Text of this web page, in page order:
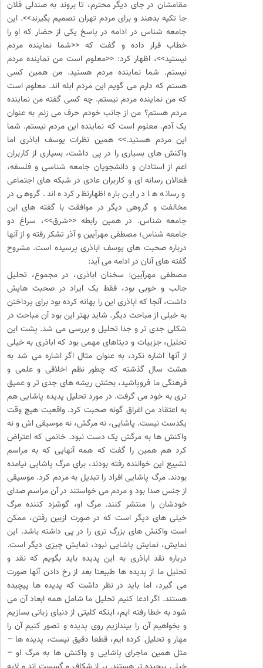
مقامشان در جای دیگر محترم، تا بروند به صندلی فلان
جا تکیه بدهند و برای مردم تهران تصمیم بگیرند>>. این
جامعه شناس در ادامه در پاسخ یکی از حضار که او را
خطاب قرار داده و گفت که <<شما نماینده مردم
نیستید>>، اظهار کرد: <<معلوم است من نماینده مردم
نیستم. شما نماینده مردم هستید. من همین کسی
هستم که دارم می گویم این مردم ابله اند. معلوم است
که من نماینده مردم نیستم. چه کسی گفته من نماینده
مردم هستم؟ من از جانب خودم حرف می زنم به عنوان
یک آدم. معلوم است که نماینده این مردم نیستم. شما
این مردم هستید.>> همین نظرات یوسف اباذری اما
واکنش های بسیاری را در پی داشت، بسیاری از کاربران
اعم از استادان و دانشجویان جامعه شناسی و فلسفه،
فعالان رسانه ای و کاربران عادی در شبکه های اجتماعی
و رسانه ها در این باره اظهارنظر کرده اند. گروهی در
مخالفت و گروهی دیگر در موافقت با گفته های این
جامعه شناس. در همین رابطه <<شرق>>، سراغ دو
جامعه شناس؛ مصطفی مهرآیین و آذر تشکر رفته و از آنها
درباره صحبت های یوسف اباذری پرسیده است. مشروح
گفته های آنان در ادامه می آید:
مصطفی مهرآیین: سخنان اباذری، در مجموع، تحلیل
جالب و خوبی بود، فقط یک ایراد در صحبت هایش
داشت، آنجا که اباذری این را بهانه کرده بود برای پرداختن
به خیلی از مباحث دیگر. شاید بهتر این بود آن مباحث در
شکلی جدی تر و جدا تحلیل و بررسی می شد. پشت این
تحلیل، جزییات و دیتاهای مهمی بود که اباذری به خیلی
از آنها اشاره نکرد، به عنوان مثال اگر اشاره می شد به
هشت سال گذشته که چطور نظم اخلاقی و علمی و
فرهنگی ما فروپاشید، بحثش ریشه های جدی تر و عمیق
تری به خود می گرفت. در مورد تحلیل پدیده پاشایی هم
به اعتقاد من اغراق گونه صحبت کرد. واقعیت هیچ وقت
یکدست نیست. پاشایی، نه مرگش، نه موسیقی اش و نه
واکنش ها به مرگش یک دست نبود. خانمی که اعتراض
کرد هم همین را گفت که همه آنهایی که به مراسم
تشییع این خواننده رفته بودند، برای مرگ پاشایی نیامده
بودند. مرگ پاشایی افراد را تبدیل به مردم کرد. موسیقی
از جنس صدا بود و مردم می خواستند در آن مراسم صدای
خودشان را منتشر کنند. مرگ او، گوشزد کننده مرگ
خیلی های دیگر است که در صورت ازبین رفتن، ممکن
است واکنش های بزرگ تری را در پی داشته باشد. این
نمایش، نمایش پاشایی نبود، نمایش چیزی دیگر است.
درباره نقد اباذری به این پدیده باید بگویم که نقد و
تحلیل ما از پدیده ها طبیعتا بعد از رخ دادن آنها صورت
می گیرد، اما باید در نظر داشت که پدیده ها پیچیده
هستند. اگر ادعا کنیم تحلیل ما شامل همه ابعاد آن می
شود به خطا رفته ایم، اینکه کلیتی از دنیای زبانی بسازیم
و بخواهیم آن را بیندازیم روی پدیده و تصور کنیم آن را
مهار و تحلیل کرده ایم، قطعا دقیق نیست، پدیده ها –
مثل همین ماجرای پاشایی و واکنش ها به مرگ او –